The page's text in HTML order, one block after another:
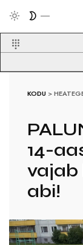
KODU >
14-
vajab
abi!